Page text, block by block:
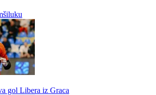
gol Libera iz Graca